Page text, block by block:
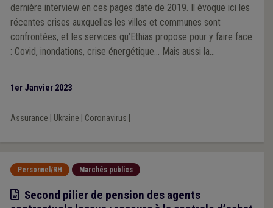
dernière interview en ces pages date de 2019. Il évoque ici les
récentes crises auxquelles les villes et communes sont
confrontées, et les services qu’Ethias propose pour y faire face
: Covid, inondations, crise énergétique… Mais aussi la
1er Janvier 2023
Assurance Ukraine Coronavirus
Personnel/RH Marchés publics
Modèle
Second pilier de pension des agents